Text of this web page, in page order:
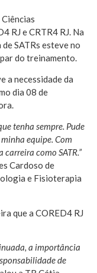
RJ e CRTR4 RJ. Na
SATRs esteve no
do treinamento.
a necessidade da
dia 08 de
tenha sempre. Pude
equipe. Com
como SATR.”
Cardoso de
e Fisioterapia
que a CORED4 RJ
a importância
de